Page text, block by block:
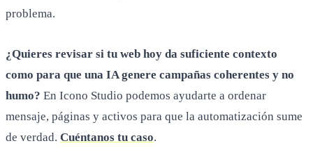
problema.
¿Quieres revisar si tu web hoy da suficiente contexto
como para que una IA genere campañas coherentes y no
humo? En Icono Studio podemos ayudarte a ordenar
mensaje, páginas y activos para que la automatización sume
de verdad. Cuéntanos tu caso.